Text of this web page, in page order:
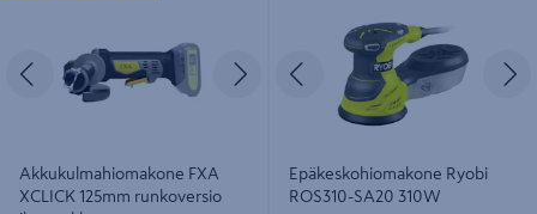
Edellinen Seuraava
Akkukulmahiomakone FXA
XCLICK 125mm runkoversio
Edellinen
Epäkeskohiomakone Ryobi
ROS310-SA20 310W